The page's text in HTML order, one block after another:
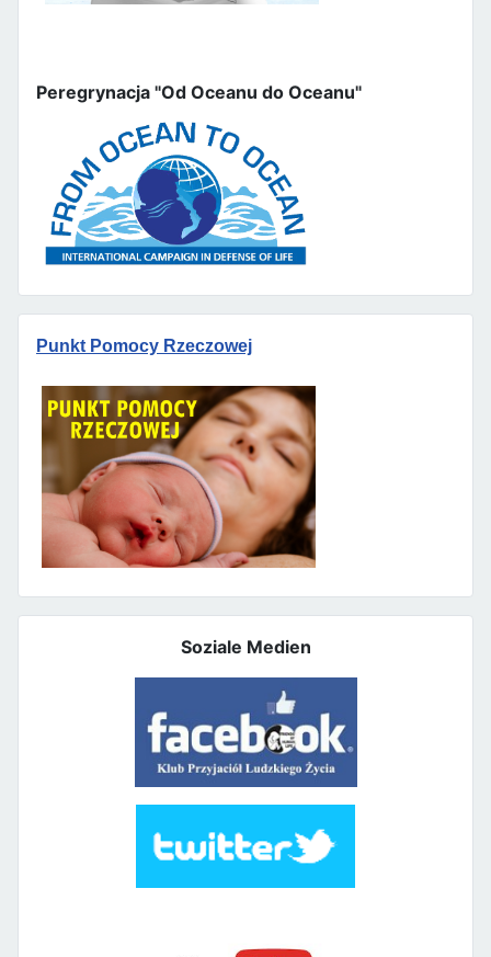
Peregrynacja "Od Oceanu do Oceanu"
Punkt Pomocy Rzeczowej
Soziale Medien